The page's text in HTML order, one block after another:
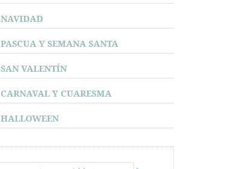
NAVIDAD
PASCUA Y SEMANA SANTA
SAN VALENTÍN
CARNAVAL Y CUARESMA
HALLOWEEN